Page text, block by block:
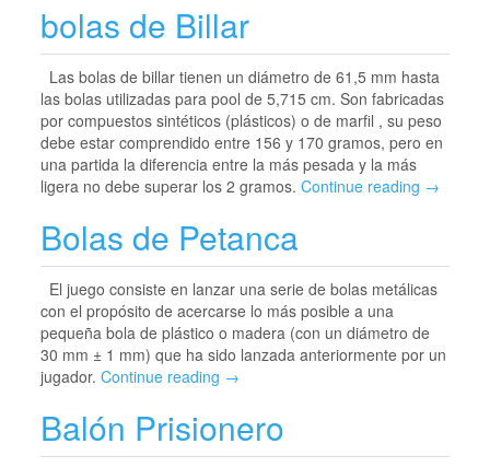
bolas de Billar
Las bolas de billar tienen un diámetro de 61,5 mm hasta
las bolas utilizadas para pool de 5,715 cm. Son fabricadas
por compuestos sintéticos (plásticos) o de marfil , su peso
debe estar comprendido entre 156 y 170 gramos, pero en
una partida la diferencia entre la más pesada y la más
ligera no debe superar los 2 gramos. Continue reading →
Bolas de Petanca
El juego consiste en lanzar una serie de bolas metálicas
con el propósito de acercarse lo más posible a una
pequeña bola de plástico o madera (con un diámetro de
30 mm ± 1 mm) que ha sido lanzada anteriormente por un
jugador. Continue reading →
Balón Prisionero